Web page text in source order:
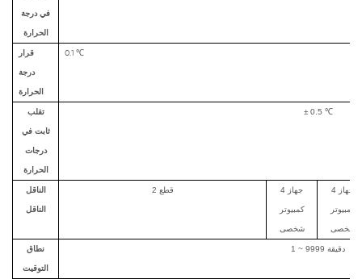
في درجة
الحرارة
قرار
درجة
الحرارة
0.1 ℃
تقلب
ثابت في
درجات
الحرارة
± 0.5 ℃
الناقل
الناقل
2 قطع 4 جهاز
كمبيوتر
شخصى
4 جهاز
كمبيوتر
شخصى
نطاق
التوقيت
1 ~ 9999 دقيقة